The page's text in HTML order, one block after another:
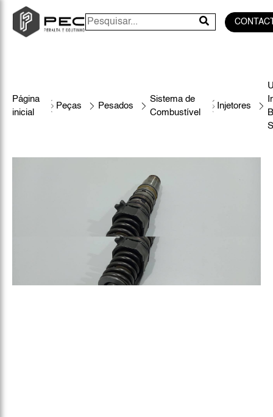
Página
inicial
Peças Pesados
Sistema de
Combustível
Injetores